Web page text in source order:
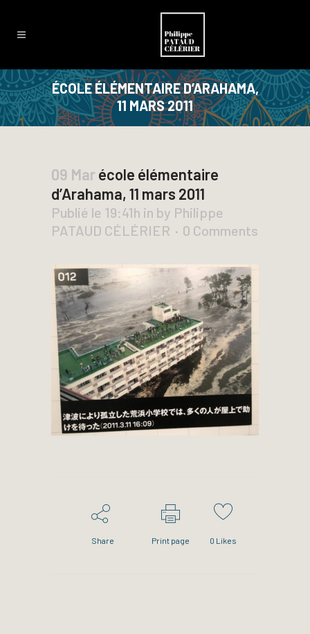
ÉCOLE ÉLÉMENTAIRE D’ARAHAMA,
11 MARS 2011
09 Mar école élémentaire
d’Arahama, 11 mars 2011
Publié le 19:41h in by Philippe
PATAUD CÉLÉRIER
0 Comments
Share Print page 0 Likes